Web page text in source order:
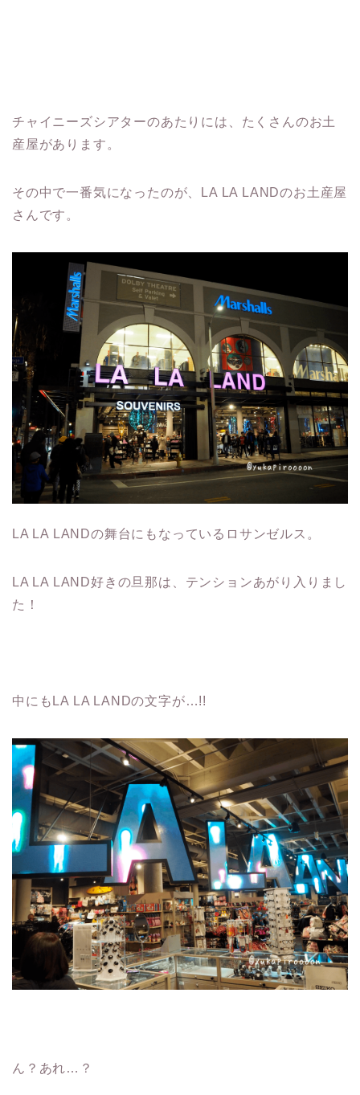
チャイニーズシアターのあたりには、たくさんのお土
産屋があります。
その中で一番気になったのが、LA LA LANDのお土産屋
さんです。
LA LA LANDの舞台にもなっているロサンゼルス。
LA LA LAND好きの旦那は、テンションあがり入りまし
た！
中にもLA LA LANDの文字が…!!
ん？あれ…？